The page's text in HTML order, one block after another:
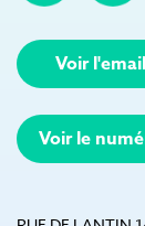
Voir l'email
Voir le